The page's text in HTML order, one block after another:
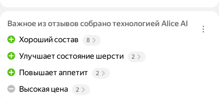
Важное из отзывов собрано технологией Alice AI
Хороший состав
8
Улучшает состояние шерсти 2
Повышает аппетит 2
Высокая цена 2